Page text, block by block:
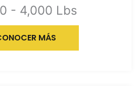
- 4,000 Lbs
MÁS